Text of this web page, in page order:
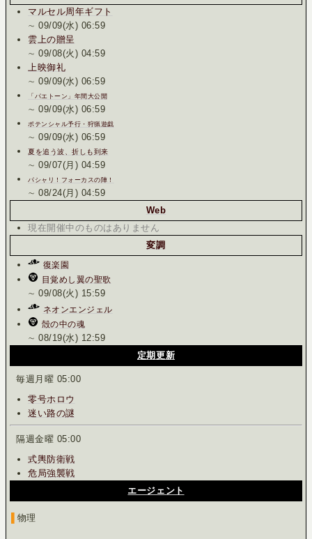
マルセル周年ギフト
∼ 09/09(水) 06:59
雲上の贈呈
∼ 09/08(火) 04:59
上映御礼
∼ 09/09(水) 06:59
「パエトーン」年間大公開
∼ 09/09(水) 06:59
ポテンシャル予行・狩猟遊戯
∼ 09/09(水) 06:59
夏を追う波、折しも到来
∼ 09/07(月) 04:59
パシャリ！フォーカスの陣！
∼ 08/24(月) 04:59
Web
現在開催中のものは ありません
変調
復楽園
目覚めし翼の聖歌
∼ 09/08(火) 15:59
ネオンエンジェル
殻の中の魂
∼ 08/19(水) 12:59
定期更新
毎週月曜 05:00
零号ホロウ
迷い路の謎
隔週金曜 05:00
式輿防衛戦
危局強襲戦
エージェント
物理